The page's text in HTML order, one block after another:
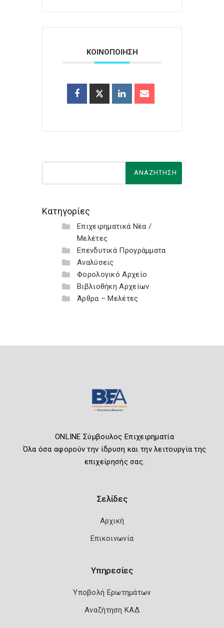
ΚΟΙΝΟΠΟΙΗΣΗ
Κατηγορίες
Επιχειρηματικά Νέα /
Μελέτες
Επενδυτικά Προγράμματα
Αναλύσεις
Φορολογικό Αρχείο
Βιβλιοθήκη Αρχείων
Άρθρα – Μελέτες
ONLINE Σύμβουλος Επιχειρηματία
Όλα όσα αφορούν την ίδρυση και την λειτουργία της
επιχείρησής σας.
Σελίδες
Αρχική
Επικοινωνία
Υπηρεσίες
Υποβολή Ερωτημάτων
Αναζήτηση ΚΑΔ